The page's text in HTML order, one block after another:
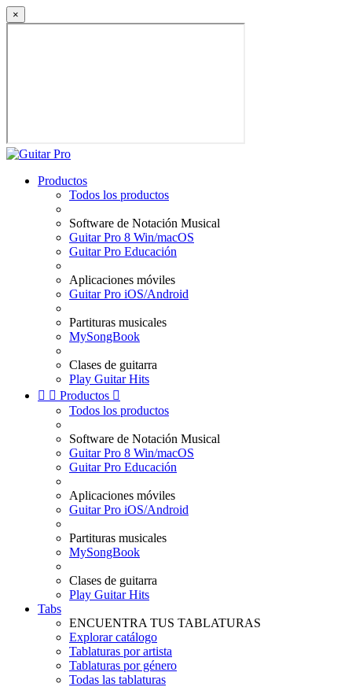
×
Productos
Todos los productos
Software de Notación Musical
Guitar Pro 8 Win/macOS
Guitar Pro Educación
Aplicaciones móviles
Guitar Pro iOS/Android
Partituras musicales
MySongBook
Clases de guitarra
Play Guitar Hits
  Productos 
Todos los productos
Software de Notación Musical
Guitar Pro 8 Win/macOS
Guitar Pro Educación
Aplicaciones móviles
Guitar Pro iOS/Android
Partituras musicales
MySongBook
Clases de guitarra
Play Guitar Hits
Tabs
ENCUENTRA TUS TABLATURAS
Explorar catálogo
Tablaturas por artista
Tablaturas por género
Todas las tablaturas